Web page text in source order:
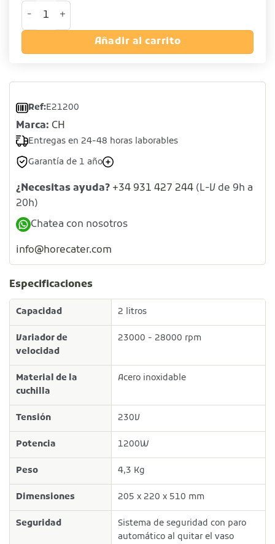
Licuadora batidora de vaso cantidad
Añadir al carrito
Ref:E21200
Marca: CH
Entregas en 24-48 horas laborables
Garantía de 1 año
¿Necesitas ayuda? +34 931 427 244 (L-V de 9h a
20h)
Chatea con nosotros
info@horecater.com
Especificaciones
Capacidad 2 litros
Variador de
velocidad
23000 - 28000 rpm
Material de la
cuchilla
Acero inoxidable
Tensión 230V
Potencia 1200W
Peso 4,3 Kg
Dimensiones 205 x 220 x 510 mm
Seguridad
Sistema de seguridad con paro
automático al quitar el vaso